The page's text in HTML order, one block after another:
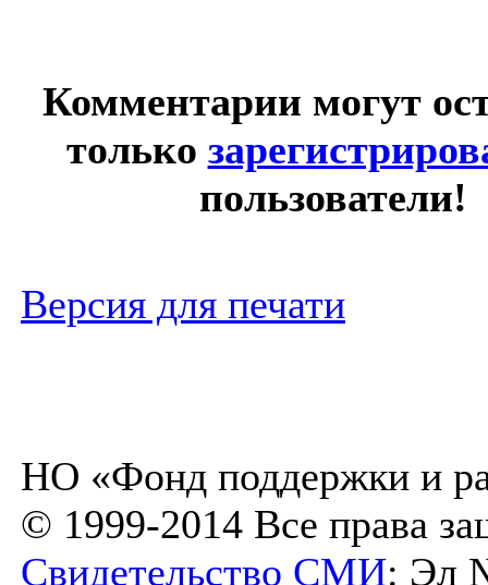
Комментарии могут
только
пользователи!
Версия для печати
НО «Фонд поддержки и
© 1999-2014 Все права
Свидетельство СМИ: Эл